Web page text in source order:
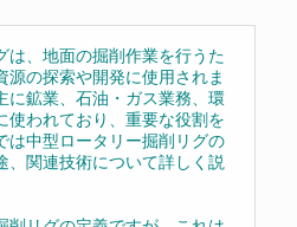
は、地面の掘削作業を行うた
の探索や開発に使用されま
に鉱業、石油・ガス業務、環
使われており、重要な役割を
は中型ロータリー掘削リグの
、関連技術について詳しく説